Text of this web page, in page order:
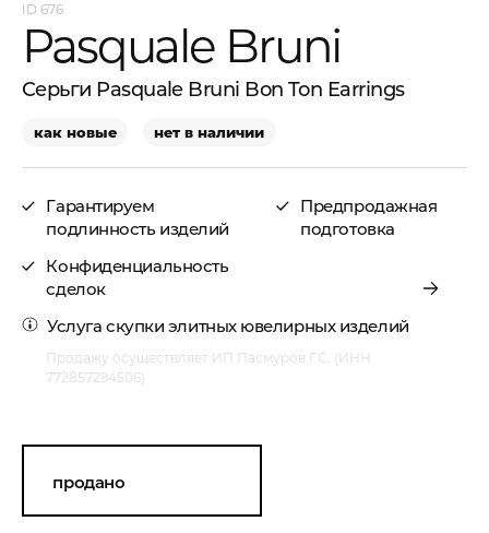
676
Pasquale Bruni
Серьги Pasquale Bruni Bon Ton Earrings
как новые нет в наличии
Гарантируем
подлинность изделий
Конфиденциальность
сделок
Предпродажная
подготовка
Услуга скупки элитных ювелирных изделий
Продажу осуществляет ИП Пасмуров Г.С. (ИНН
772857294506)
продано